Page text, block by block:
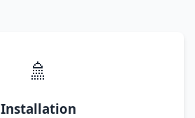
🚿
Installation